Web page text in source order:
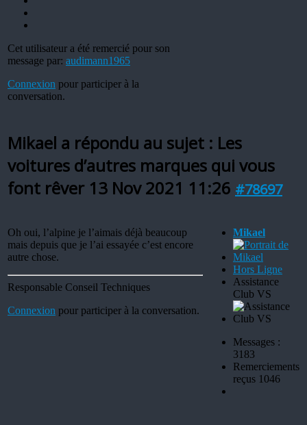
Cet utilisateur a été remercié pour son
message par: audimann1965
Connexion pour participer à la
conversation.
Mikael a répondu au sujet : Les
voitures d’autres marques qui vous
font rêver 13 Nov 2021 11:26 #78697
Oh oui, l’alpine je l’aimais déjà beaucoup
mais depuis que je l’ai essayée c’est encore
autre chose.
Responsable Conseil Techniques
Connexion pour participer à la conversation.
Mikael
Hors Ligne
Assistance
Club VS
Messages :
3183
Remerciements
reçus 1046